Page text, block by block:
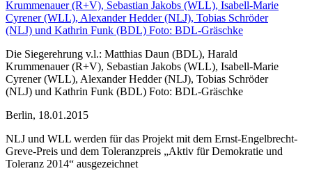
Die Siegerehrung v.l.: Matthias Daun (BDL), Harald
Krummenauer (R+V), Sebastian Jakobs (WLL), Isabell-Marie
Cyrener (WLL), Alexander Hedder (NLJ), Tobias Schröder
(NLJ) und Kathrin Funk (BDL) Foto: BDL-Gräschke
Berlin, 18.01.2015
NLJ und WLL werden für das Projekt mit dem Ernst-Engelbrecht-
Greve-Preis und dem Toleranzpreis „Aktiv für Demokratie und
Toleranz 2014“ ausgezeichnet